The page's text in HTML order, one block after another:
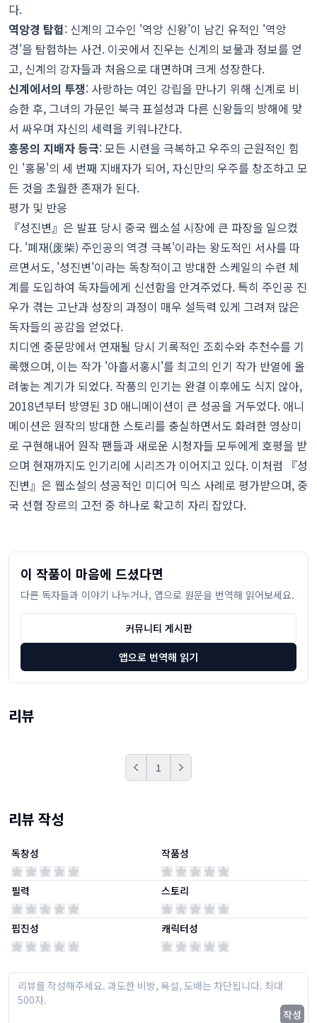
다.
역앙경 탐험: 신계의 고수인 '역앙 신왕'이 남긴 유적인 '역앙
경'을 탐험하는 사건. 이곳에서 진우는 신계의 보물과 정보를 얻
고, 신계의 강자들과 처음으로 대면하며 크게 성장한다.
신계에서의 투쟁: 사랑하는 여인 강립을 만나기 위해 신계로 비
승한 후, 그녀의 가문인 북극 표설성과 다른 신왕들의 방해에 맞
서 싸우며 자신의 세력을 키워나간다.
홍몽의 지배자 등극: 모든 시련을 극복하고 우주의 근원적인 힘
인 '홍몽'의 세 번째 지배자가 되어, 자신만의 우주를 창조하고 모
든 것을 초월한 존재가 된다.
평가 및 반응
『성진변』은 발표 당시 중국 웹소설 시장에 큰 파장을 일으켰
다. '폐재(废柴) 주인공의 역경 극복'이라는 왕도적인 서사를 따
르면서도, '성진변'이라는 독창적이고 방대한 스케일의 수련 체
계를 도입하여 독자들에게 신선함을 안겨주었다. 특히 주인공 진
우가 겪는 고난과 성장의 과정이 매우 설득력 있게 그려져 많은
독자들의 공감을 얻었다.
치디엔 중문망에서 연재될 당시 기록적인 조회수와 추천수를 기
록했으며, 이는 작가 '아흘서홍시'를 최고의 인기 작가 반열에 올
려놓는 계기가 되었다. 작품의 인기는 완결 이후에도 식지 않아,
2018년부터 방영된 3D 애니메이션이 큰 성공을 거두었다. 애니
메이션은 원작의 방대한 스토리를 충실하면서도 화려한 영상미
로 구현해내어 원작 팬들과 새로운 시청자들 모두에게 호평을 받
으며 현재까지도 인기리에 시리즈가 이어지고 있다. 이처럼 『성
진변』은 웹소설의 성공적인 미디어 믹스 사례로 평가받으며, 중
국 선협 장르의 고전 중 하나로 확고히 자리 잡았다.
이 작품이 마음에 드셨다면
다른 독자들과 이야기 나누거나, 앱으로 원문을 번역해 읽어보세요.
커뮤니티 게시판
앱으로 번역해 읽기
리뷰
Prev 1 Next
리뷰 작성
독창성
필력
핍진성
작품성
스토리
캐릭터성
작성